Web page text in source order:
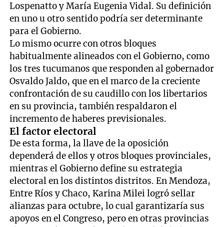
Lospenatto y María Eugenia Vidal. Su definición
en uno u otro sentido podría ser determinante
para el Gobierno.
Lo mismo ocurre con otros bloques
habitualmente alineados con el Gobierno, como
los tres tucumanos que responden al gobernador
Osvaldo Jaldo, que en el marco de la creciente
confrontación de su caudillo con los libertarios
en su provincia, también respaldaron el
incremento de haberes previsionales.
El factor electoral
De esta forma, la llave de la oposición
dependerá de ellos y otros bloques provinciales,
mientras el Gobierno define su estrategia
electoral en los distintos distritos. En Mendoza,
Entre Ríos y Chaco, Karina Milei logró sellar
alianzas para octubre, lo cual garantizaría sus
apoyos en el Congreso, pero en otras provincias